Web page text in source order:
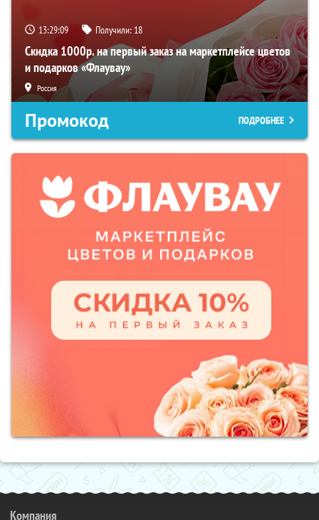
13:29:08 Получили: 18
Скидка 1000р. на первый заказ на маркетплейсе цветов
и подарков «Флаувау»
Россия
Промокод ПОДРОБНЕЕ
Компания